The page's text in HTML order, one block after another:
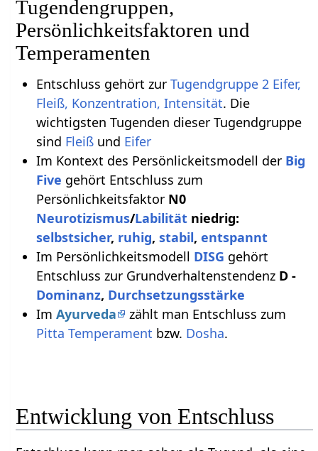
Tugendengruppen,
Persönlichkeitsfaktoren und
Temperamenten
Entschluss gehört zur Tugendgruppe 2 Eifer,
Fleiß, Konzentration, Intensität. Die
wichtigsten Tugenden dieser Tugendgruppe
sind Fleißund Eifer
Im Kontext des Persönlickeitsmodell der Big
Five gehört Entschluss zum
Persönlichkeitsfaktor N0
Neurotizismus/Labilitätniedrig:
selbstsicher, ruhig, stabil, entspannt
Im Persönlichkeitsmodell DISG gehört
Entschluss zur Grundverhaltenstendenz D -
Dominanz, Durchsetzungsstärke
Im Ayurveda
zählt man Entschluss zum
Pitta Temperament bzw. Dosha.
Entwicklung von Entschluss